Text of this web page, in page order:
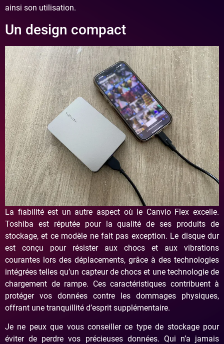
ainsi son utilisation.
Un design compact
La fiabilité est un autre aspect où le Canvio Flex excelle.
Toshiba est réputée pour la qualité de ses produits de
stockage, et ce modèle ne fait pas exception. Le disque dur
est conçu pour résister aux chocs et aux vibrations
courantes lors des déplacements, grâce à des technologies
intégrées telles qu’un capteur de chocs et une technologie de
chargement de rampe. Ces caractéristiques contribuent à
protéger vos données contre les dommages physiques,
offrant une tranquillité d’esprit supplémentaire.
Je ne peux que vous conseiller ce type de stockage pour
éviter de perdre vos précieuses données. Qui n’a jamais